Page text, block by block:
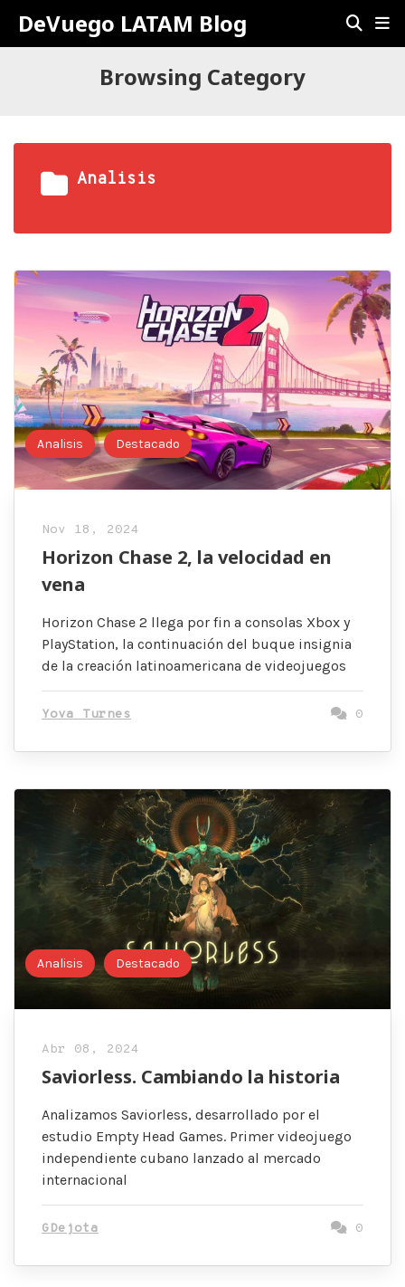
DeVuego LATAM Blog
Browsing Category
Analisis
Analisis Destacado
Nov 18, 2024
Horizon Chase 2, la velocidad en
vena
Horizon Chase 2 llega por fin a consolas Xbox y
PlayStation, la continuación del buque insignia
de la creación latinoamericana de videojuegos
Yova Turnes 0
Analisis Destacado
Abr 08, 2024
Saviorless. Cambiando la historia
Analizamos Saviorless, desarrollado por el
estudio Empty Head Games. Primer videojuego
independiente cubano lanzado al mercado
internacional
GDejota 0